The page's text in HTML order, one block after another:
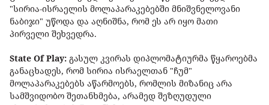
"სირია-ისრაელის მოლაპარაკებებში მნიშვნელოვანი
ნაბიჯი" უწოდა და აღნიშნა, რომ ეს არ იყო მათი
პირველი შეხვედრა.
State Of Play: გასულ კვირას დიპლომატიურმა წყაროებმა
განაცხადეს, რომ სირია ისრაელთან "ჩუმ"
მოლაპარაკებებს აწარმოებს, რომლის მიზანიც არა
სამშვიდობო შეთანხმება, არამედ შეზღუდული